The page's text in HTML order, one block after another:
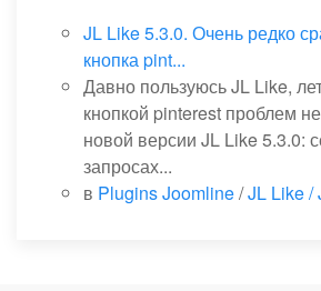
JL Like 5.3.0. Очень редко
кнопка pint...
Давно пользуюсь JL Like,
кнопкой pinterest проблем
новой версии JL Like 5.3.0:
запросах...
в Plugins Joomline/JL Like /